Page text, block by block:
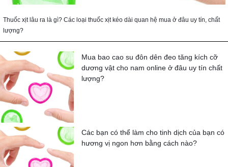
Thuốc xịt lâu ra là gì? Các loại thuốc xịt kéo dài quan hệ mua ở đâu uy tín, chất
lượng?
Mua bao cao su đôn dên đeo tăng kích cỡ
dương vật cho nam online ở đâu uy tín chất
lượng?
Các bạn có thể làm cho tinh dịch của bạn có
hương vị ngon hơn bằng cách nào?